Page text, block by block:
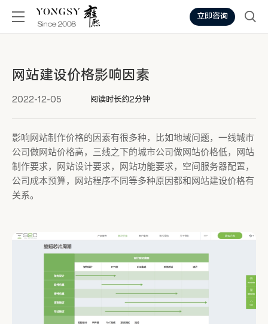
立即咨询
网站建设价格影响因素
2022-12-05 阅读时长约2分钟
影响网站制作价格的因素有很多种，比如地域问题，一线城市
公司做网站价格高，三线之下的城市公司做网站价格低，网站
制作要求，网站设计要求，网站功能要求，空间服务器配置，
公司成本预算，网站程序不同等多种原因都和网站建设价格有
关系。